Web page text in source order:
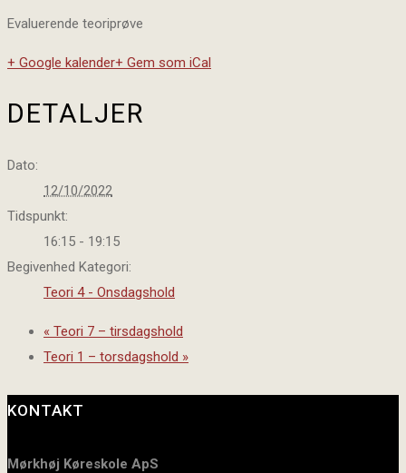
Evaluerende teoriprøve
+ Google kalender+ Gem som iCal
DETALJER
Dato:
12/10/2022
Tidspunkt:
16:15 - 19:15
Begivenhed Kategori:
Teori 4 - Onsdagshold
« Teori 7 – tirsdagshold
Teori 1 – torsdagshold »
KONTAKT
Mørkhøj Køreskole ApS